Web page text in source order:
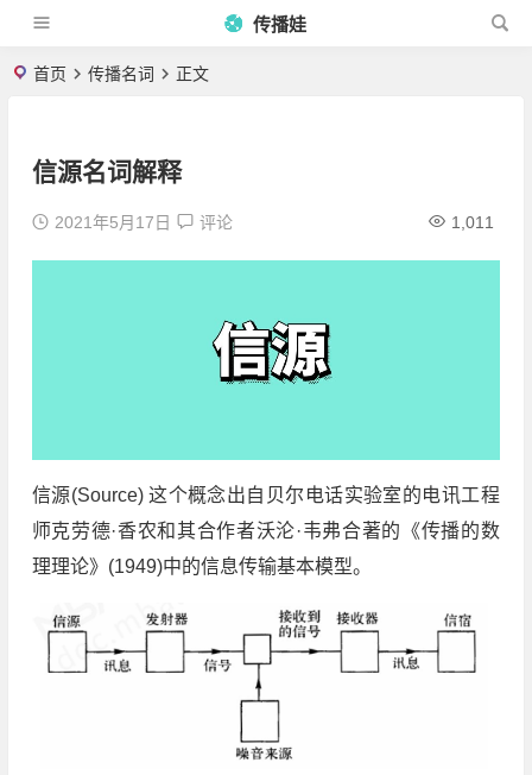
传播娃
首页 传播名词 正文
信源名词解释
2021年5月17日 评论 1,011
信源(Source) 这个概念出自贝尔电话实验室的电讯工程
师克劳德·香农和其合作者沃沦·韦弗合著的《传播的数
理理论》(1949)中的信息传输基本模型。